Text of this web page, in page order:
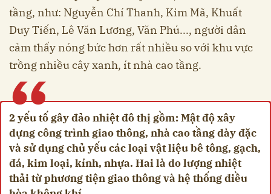
tầng, như: Nguyễn Chí Thanh, Kim Mã, Khuất
Duy Tiến, Lê Văn Lương, Văn Phú..., người dân
cảm thấy nóng bức hơn rất nhiều so với khu vực
trồng nhiều cây xanh, ít nhà cao tầng.
“
2 yếu tố gây đảo nhiệt đô thị gồm: Mật độ xây
dựng công trình giao thông, nhà cao tầng dày đặc
và sử dụng chủ yếu các loại vật liệu bê tông, gạch,
đá, kim loại, kính, nhựa. Hai là do lượng nhiệt
thải từ phương tiện giao thông và hệ thống điều